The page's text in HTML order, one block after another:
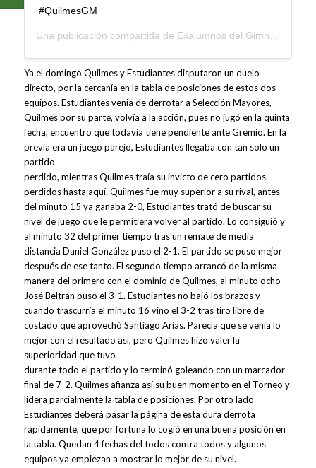
#QuilmesGM
Una publicación compartida de Exalumnos del Gimnasio Moderno
Ya el domingo Quilmes y Estudiantes disputaron un duelo
directo, por la cercanía en la tabla de posiciones de estos dos
equipos. Estudiantes venia de derrotar a Selección Mayores,
Quilmes por su parte, volvía a la acción, pues no jugó en la quinta
fecha, encuentro que todavía tiene pendiente ante Gremio. En la
previa era un juego parejo, Estudiantes llegaba con tan solo un
partido
perdido, mientras Quilmes traía su invicto de cero partidos
perdidos hasta aquí. Quilmes fue muy superior a su rival, antes
del minuto 15 ya ganaba 2-0, Estudiantes trató de buscar su
nivel de juego que le permitiera volver al partido. Lo consiguió y
al minuto 32 del primer tiempo tras un remate de media
distancia Daniel González puso el 2-1. El partido se puso mejor
después de ese tanto. El segundo tiempo arrancó de la misma
manera del primero con el dominio de Quilmes, al minuto ocho
José Beltrán puso el 3-1. Estudiantes no bajó los brazos y
cuando trascurría el minuto 16 vino el 3-2 tras tiro libre de
costado que aprovechó Santiago Arias. Parecía que se venía lo
mejor con el resultado así, pero Quilmes hizo valer la
superioridad que tuvo
durante todo el partido y lo terminó goleando con un marcador
final de 7-2. Quilmes afianza así su buen momento en el Torneo y
lidera parcialmente la tabla de posiciones. Por otro lado
Estudiantes deberá pasar la página de esta dura derrota
rápidamente, que por fortuna lo cogió en una buena posición en
la tabla. Quedan 4 fechas del todos contra todos y algunos
equipos ya empiezan a mostrar lo mejor de su nivel.